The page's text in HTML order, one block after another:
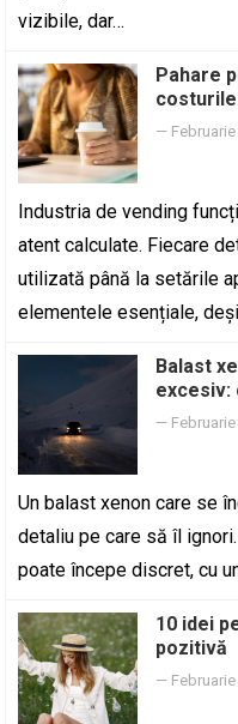
vizibile, dar…
Pahare
—
Industria de vending
atent calculate. Fiecare
utilizată până la setările
elementele esențiale,
Balast
excesiv:
—
Un balast xenon care se
detaliu pe care să îl
poate începe discret, cu
10 idei
pozitivă
—